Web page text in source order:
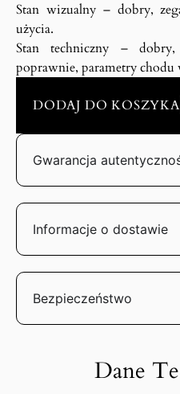
Stan wizualny – dobry,
użycia.
Stan techniczny – dobry,
poprawnie, parametry chodu
DODAJ DO KOSZYKA
Gwarancja
Informacje o dostawie
Bezpieczeństwo
Dane